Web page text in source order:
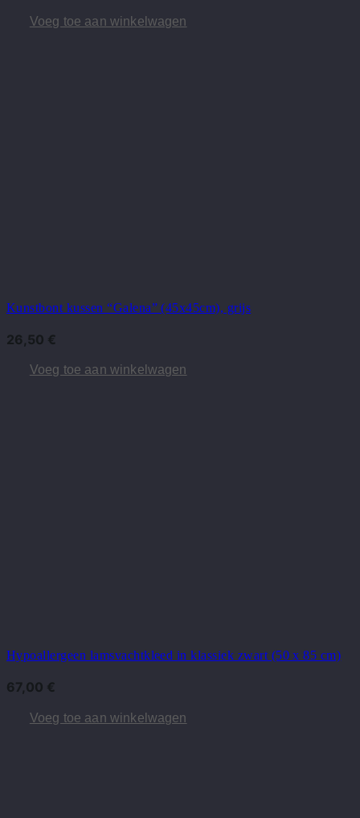
Voeg toe aan winkelwagen
Kunstbont kussen “Galena” (45x45cm), grijs
26,50 €
Voeg toe aan winkelwagen
Hypoallergeen lamsvachtkleed in klassiek zwart (50 x 85 cm)
67,00 €
Voeg toe aan winkelwagen